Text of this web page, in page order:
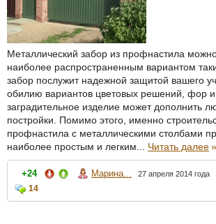
Металлический забор из профнастила
наиболее распространенным вариантом
забор послужит надежной защитой вашего
обилию вариантов цветовых решений, фор и
заградительное изделие может дополнить
постройки. Помимо этого, именно
профнастила с металлическими столбами
наиболее простым и легким... Читать далее»
+24 Марина... 27 апреля 2014 года
14